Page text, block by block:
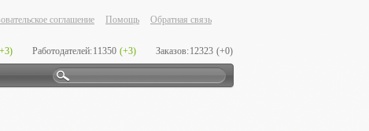
соглашение Помощь Обратная связь
Работодателей:11350 (+3) Заказов:12323 (+0)